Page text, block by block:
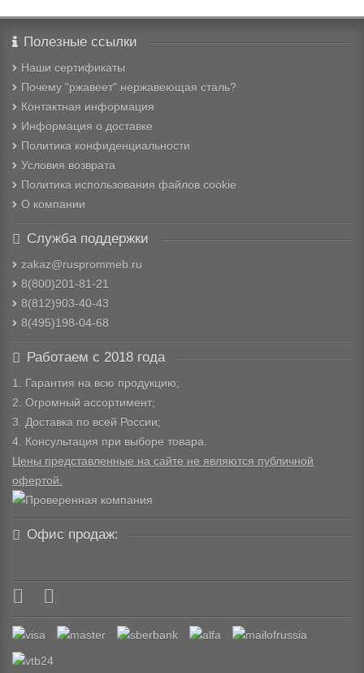
Полезные ссылки
Наши сертификаты
Почему "ржавеет" нержавеющая сталь?
Контактная информация
Информация о доставке
Политика конфиденциальности
Условия возврата
Политика использования файлов cookie
О компании
Служба поддержки
zakaz@rusprommeb.ru
8(800)201-81-21
8(812)903-40-43
8(495)198-04-68
Работаем с 2018 года
1. Гарантия на всю продукцию;
2. Огромный ассортимент;
3. Доставка по всей России;
4. Консультация при выборе товара.
Цены представленные на сайте не являются публичной
офертой.
Офис продаж: